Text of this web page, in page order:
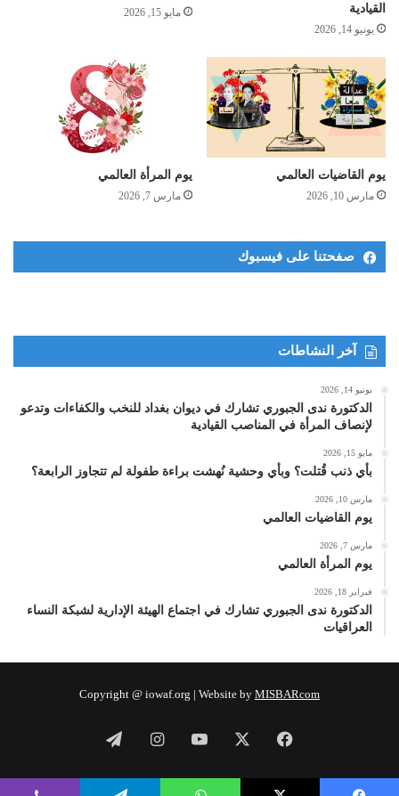
وستضمن هذه الآلية وصول آراء وتوصيات النساء إلى قيادة البعثة في
وضع استراتيجية العمل المتعلق بمنظور النوع الاجتماعي في
المصالحة الوطنية والعمليات السياسية.
القيادية
يونيو 14, 2026
مايو 15, 2026
يوم القاضيات العالمي
مارس 10, 2026
يوم المرأة العالمي
مارس 7, 2026
صفحتنا على فيسبوك
آخر النشاطات
يونيو 14, 2026
الدكتورة ندى الجبوري تشارك في ديوان بغداد للنخب والكفاءات وتدعو
لإنصاف المرأة في المناصب القيادية
مايو 15, 2026
بأي ذنب قُتلت؟ وبأي وحشية نُهشت براءة طفولة لم تتجاوز الرابعة؟
مارس 10, 2026
يوم القاضيات العالمي
مارس 7, 2026
يوم المرأة العالمي
فبراير 18, 2026
الدكتورة ندى الجبوري تشارك في اجتماع الهيئة الإدارية لشبكة النساء
العراقيات
Copyright @ iowaf.org | Website by MISBARcom
فيسبوك ‫YouTubeانستقرامتيلقرام